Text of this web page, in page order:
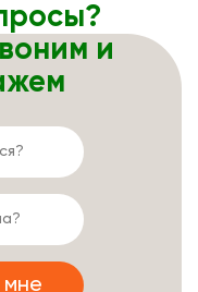
и